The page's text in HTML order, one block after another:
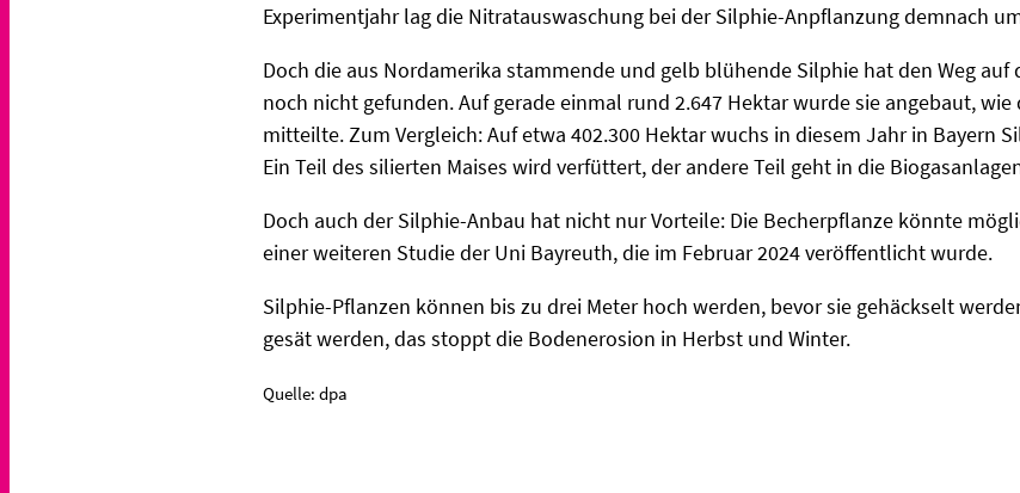
Experimentjahr lag die Nitratauswaschung bei der Silphie-Anpflanzung demnach
Doch die aus Nordamerika stammende und gelb blühende Silphie hat den Weg
noch nicht gefunden. Auf gerade einmal rund 2.647 Hektar wurde sie angebaut,
mitteilte. Zum Vergleich: Auf etwa 402.300 Hektar wuchs in diesem Jahr in Bayern
Ein Teil des silierten Maises wird verfüttert, der andere Teil geht in die
Doch auch der Silphie-Anbau hat nicht nur Vorteile: Die Becherpflanze könnte
einer weiteren Studie der Uni Bayreuth, die im Februar 2024 veröffentlicht wurde.
Silphie-Pflanzen können bis zu drei Meter hoch werden, bevor sie gehäckselt
gesät werden, das stoppt die Bodenerosion in Herbst und Winter.
Quelle: dpa